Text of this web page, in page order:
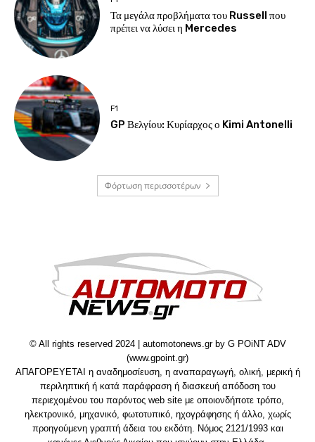
Τα μεγάλα προβλήματα του Russell που
πρέπει να λύσει η Mercedes
F1
GP Βελγίου: Κυρίαρχος ο Kimi Antonelli
Φόρτωση περισσοτέρων
© All rights reserved 2024 | automotonews.gr by G POiNT ADV
(www.gpoint.gr)
ΑΠΑΓΟΡΕΥΕΤΑΙ η αναδημοσίευση, η αναπαραγωγή, ολική, μερική ή
περιληπτική ή κατά παράφραση ή διασκευή απόδοση του
περιεχομένου του παρόντος web site με οποιονδήποτε τρόπο,
ηλεκτρονικό, μηχανικό, φωτοτυπικό, ηχογράφησης ή άλλο, χωρίς
προηγούμενη γραπτή άδεια του εκδότη. Νόμος 2121/1993 και